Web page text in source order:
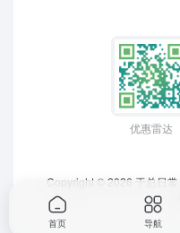
优惠雷达
Copyright © 2026 于总日常
首页 导航